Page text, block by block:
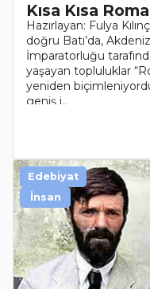
Kısa Kısa
Hazırlayan: Fulya
doğru Batı’da,
İmparatorluğu
yaşayan topluluklar
yeniden
geniş i..
Edebiyat
İnsan